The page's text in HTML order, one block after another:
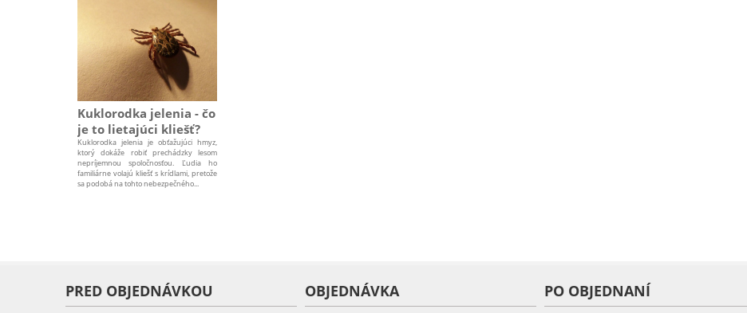
Kuklorodka jelenia - čo
je to lietajúci kliešť?
Kuklorodka jelenia je obťažujúci hmyz,
ktorý dokáže robiť prechádzky lesom
nepríjemnou spoločnosťou. Ľudia ho
familiárne volajú kliešť s krídlami, pretože
sa podobá na tohto nebezpečného...
PRED OBJEDNÁVKOU OBJEDNÁVKA PO OBJEDNANÍ